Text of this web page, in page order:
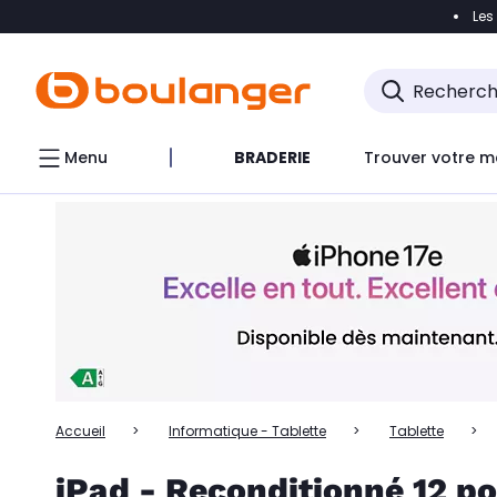
Accéder
Accéder directement au chatbot
Menu BRADERIE Trouver votre
Accueil Informatique - Tablette Tablette